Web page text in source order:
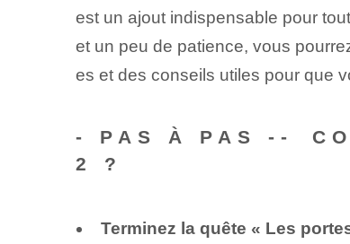
est un ajout indispensable pour
et un peu de patience, vous
es et des conseils utiles pour que
-‍ PAS À PAS‌ --
2 ?
Terminez la ⁢quête « Les